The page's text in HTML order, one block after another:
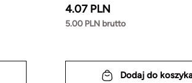
4.07 PLN
5.00 PLN brutto
Dodaj do